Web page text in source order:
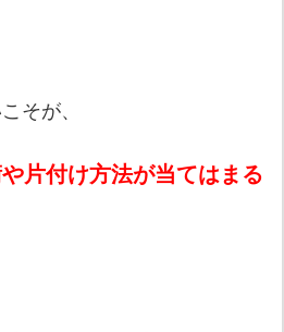
そが、
片付け方法が当てはまる